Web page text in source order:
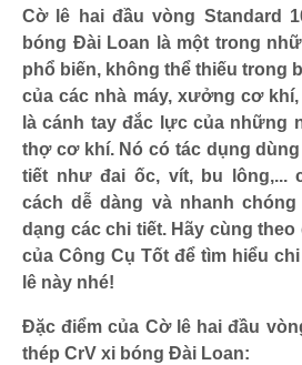
Cờ lê hai đầu vòng Standard
bóng Đài Loan là một trong
phổ biến, không thể thiếu trong
của các nhà máy, xưởng cơ
là cánh tay đắc lực của những
thợ cơ khí. Nó có tác dụng
tiết như đai ốc, vít, bu lông,...
cách dễ dàng và nhanh
dạng các chi tiết. Hãy cùng
của Công Cụ Tốt để tìm hiểu
lê này nhé!
Đặc điểm của Cờ lê hai đầu
thép CrV xi bóng Đài Loan: